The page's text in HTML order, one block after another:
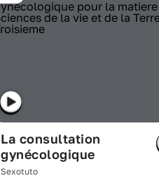
La consultation
gynécologique
Sexotuto